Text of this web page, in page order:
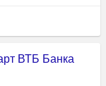
ВТБ Банка